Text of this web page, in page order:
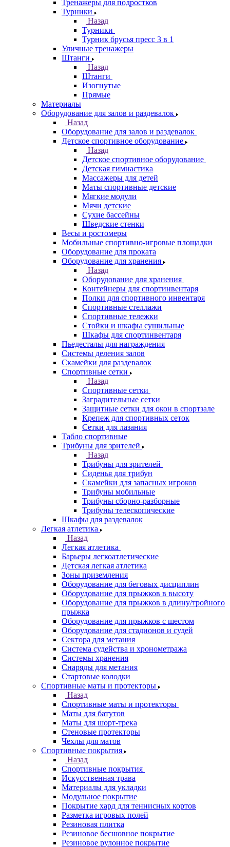
Тренажеры для подростков
Турники
Назад
Турники
Турник брусья пресс 3 в 1
Уличные тренажеры
Штанги
Назад
Штанги
Изогнутые
Прямые
Материалы
Оборудование для залов и раздевалок
Назад
Оборудование для залов и раздевалок
Детское спортивное оборудование
Назад
Детское спортивное оборудование
Детская гимнастика
Массажеры для детей
Маты спортивные детские
Мягкие модули
Мячи детские
Сухие бассейны
Шведские стенки
Весы и ростомеры
Мобильные спортивно-игровые площадки
Оборудование для проката
Оборудование для хранения
Назад
Оборудование для хранения
Контейнеры для спортинвентаря
Полки для спортивного инвентаря
Спортивные стеллажи
Спортивные тележки
Стойки и шкафы сушильные
Шкафы для спортинвентаря
Пьедесталы для награждения
Системы деления залов
Скамейки для раздевалок
Спортивные сетки
Назад
Спортивные сетки
Заградительные сетки
Защитные сетки для окон в спортзале
Крепеж для спортивных сеток
Сетки для лазания
Табло спортивные
Трибуны для зрителей
Назад
Трибуны для зрителей
Сиденья для трибун
Скамейки для запасных игроков
Трибуны мобильные
Трибуны сборно-разборные
Трибуны телескопические
Шкафы для раздевалок
Легкая атлетика
Назад
Легкая атлетика
Барьеры легкоатлетические
Детская легкая атлетика
Зоны приземления
Оборудование для беговых дисциплин
Оборудование для прыжков в высоту
Оборудование для прыжков в длину/тройного
прыжка
Оборудование для прыжков с шестом
Оборудование для стадионов и судей
Сектора для метания
Система судейства и хронометража
Системы хранения
Снаряды для метания
Стартовые колодки
Спортивные маты и протекторы
Назад
Спортивные маты и протекторы
Маты для батутов
Маты для шорт-трека
Стеновые протекторы
Чехлы для матов
Спортивные покрытия
Назад
Спортивные покрытия
Искусственная трава
Материалы для укладки
Модульное покрытие
Покрытие хард для теннисных кортов
Разметка игровых полей
Резиновая плитка
Резиновое бесшовное покрытие
Резиновое рулонное покрытие